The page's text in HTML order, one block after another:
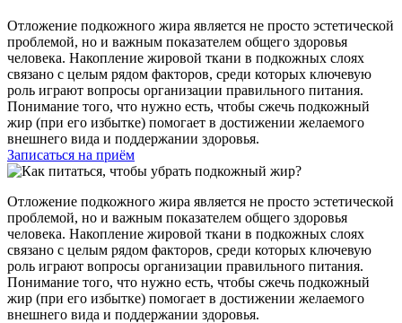
Отложение подкожного жира является не просто эстетической
проблемой, но и важным показателем общего здоровья
человека. Накопление жировой ткани в подкожных слоях
связано с целым рядом факторов, среди которых ключевую
роль играют вопросы организации правильного питания.
Понимание того, что нужно есть, чтобы сжечь подкожный
жир (при его избытке) помогает в достижении желаемого
внешнего вида и поддержании здоровья.
Записаться на приём
Отложение подкожного жира является не просто эстетической
проблемой, но и важным показателем общего здоровья
человека. Накопление жировой ткани в подкожных слоях
связано с целым рядом факторов, среди которых ключевую
роль играют вопросы организации правильного питания.
Понимание того, что нужно есть, чтобы сжечь подкожный
жир (при его избытке) помогает в достижении желаемого
внешнего вида и поддержании здоровья.